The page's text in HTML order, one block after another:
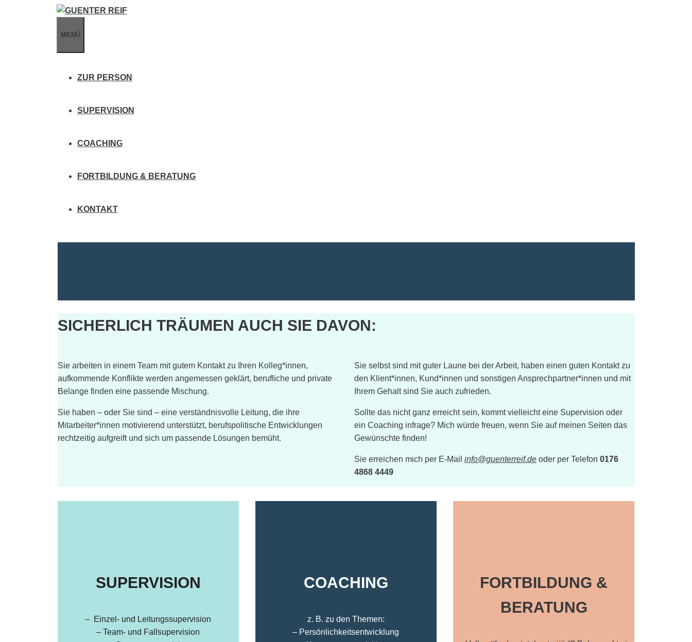
MENÜ
ZUR PERSON
SUPERVISION
COACHING
FORTBILDUNG & BERATUNG
KONTAKT
SICHERLICH TRÄUMEN AUCH SIE DAVON:
Sie arbeiten in einem Team mit gutem Kontakt zu Ihren Kolleg*innen,
aufkommende Konflikte werden angemessen geklärt, berufliche und private
Belange finden eine passende Mischung.
Sie haben – oder Sie sind – eine verständnisvolle Leitung, die ihre
Mitarbeiter*innen motivierend unterstützt, berufspolitische Entwicklungen
rechtzeitig aufgreift und sich um passende Lösungen bemüht.
Sie selbst sind mit guter Laune bei der Arbeit, haben einen guten Kontakt zu
den Klient*innen, Kund*innen und sonstigen Ansprechpartner*innen und mit
Ihrem Gehalt sind Sie auch zufrieden.
Sollte das nicht ganz erreicht sein, kommt vielleicht eine Supervision oder
ein Coaching infrage? Mich würde freuen, wenn Sie auf meinen Seiten das
Gewünschte finden!
Sie erreichen mich per E-Mail info@guenterreif.de oder per Telefon 0176
4868 4449
SUPERVISION
– Einzel- und Leitungssupervision
– Team- und Fallsupervision
COACHING
z. B. zu den Themen:
– Persönlichkeitsentwicklung
FORTBILDUNG &
BERATUNG